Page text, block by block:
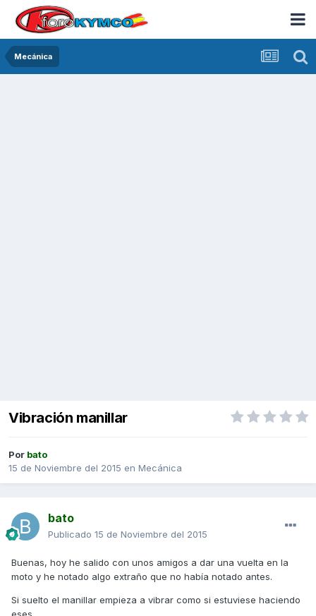
Mecánica
Vibración manillar
Por bato
15 de Noviembre del 2015 en Mecánica
bato
Publicado 15 de Noviembre del 2015
Buenas, hoy he salido con unos amigos a dar una vuelta en la
moto y he notado algo extraño que no había notado antes.
Si suelto el manillar empieza a vibrar como si estuviese haciendo